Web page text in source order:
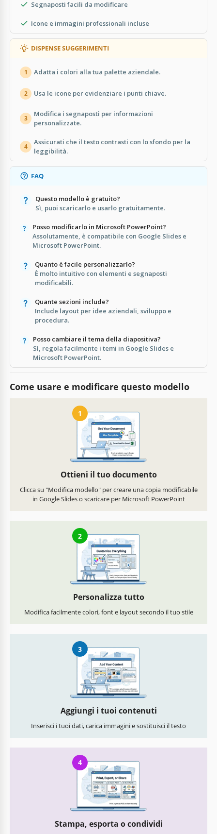
Segnaposti facili da modificare
Icone e immagini professionali incluse
DISPENSE SUGGERIMENTI
1 Adatta i colori alla tua palette aziendale.
2 Usa le icone per evidenziare i punti chiave.
3
Modifica i segnaposti per informazioni
personalizzate.
4
Assicurati che il testo contrasti con lo sfondo per la
leggibilità.
FAQ
Questo modello è gratuito?
Sì, puoi scaricarlo e usarlo gratuitamente.
Posso modificarlo in Microsoft PowerPoint?
Assolutamente, è compatibile con Google Slides e
Microsoft PowerPoint.
Quanto è facile personalizzarlo?
È molto intuitivo con elementi e segnaposti
modificabili.
Quante sezioni include?
Include layout per idee aziendali, sviluppo e
procedura.
Posso cambiare il tema della diapositiva?
Sì, regola facilmente i temi in Google Slides e
Microsoft PowerPoint.
Come usare e modificare questo modello
1
Ottieni il tuo documento
Clicca su "Modifica modello" per creare una copia modificabile
in Google Slides o scaricare per Microsoft PowerPoint
2
Personalizza tutto
Modifica facilmente colori, font e layout secondo il tuo stile
3
Aggiungi i tuoi contenuti
Inserisci i tuoi dati, carica immagini e sostituisci il testo
4
Stampa, esporta o condividi